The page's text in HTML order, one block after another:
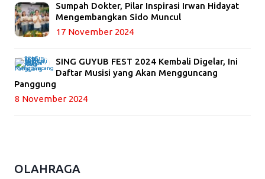
Sumpah Dokter, Pilar Inspirasi Irwan Hidayat
Mengembangkan Sido Muncul
17 November 2024
SING GUYUB FEST 2024 Kembali Digelar, Ini
Daftar Musisi yang Akan Mengguncang
Panggung
8 November 2024
OLAHRAGA